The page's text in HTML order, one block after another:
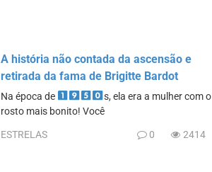
A história não contada da ascensão e
retirada da fama de Brigitte Bardot
Na época de
s, ela era a mulher com o
rosto mais bonito! Você
ESTRELAS 0 2414